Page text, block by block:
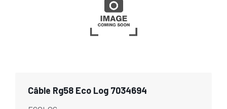
Câble Rg58 Eco Log 7034694